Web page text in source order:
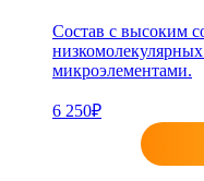
Состав с высоким
микроэлементами.
6 250₽